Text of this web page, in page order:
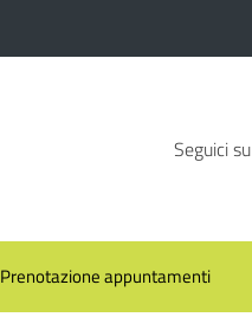
Seguici su
Prenotazione appuntamenti